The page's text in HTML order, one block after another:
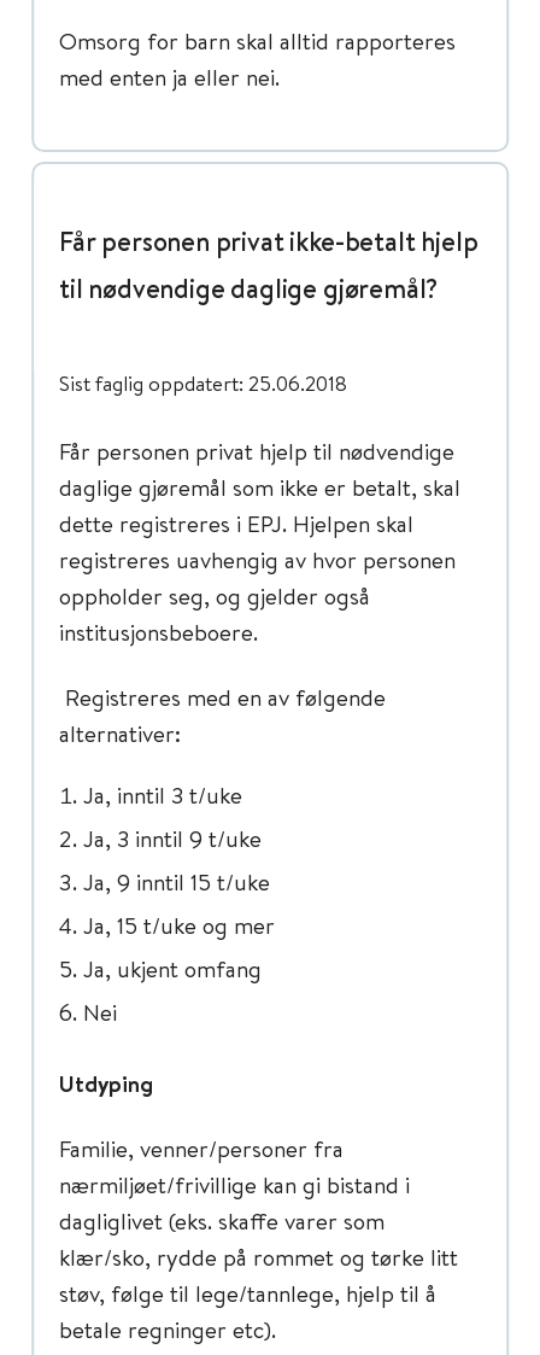
Omsorg for barn skal alltid rapporteres
med enten ja eller nei.
Får personen privat ikke-betalt hjelp
til nødvendige daglige gjøremål?
Sist faglig oppdatert: 25.06.2018
Får personen privat hjelp til nødvendige
daglige gjøremål som ikke er betalt, skal
dette registreres i EPJ. Hjelpen skal
registreres uavhengig av hvor personen
oppholder seg, og gjelder også
institusjonsbeboere.
Registreres med en av følgende
alternativer:
Ja, inntil 3 t/uke
Ja, 3 inntil 9 t/uke
Ja, 9 inntil 15 t/uke
Ja, 15 t/uke og mer
Ja, ukjent omfang
Nei
Utdyping
Familie, venner/personer fra
nærmiljøet/frivillige kan gi bistand i
dagliglivet (eks. skaffe varer som
klær/sko, rydde på rommet og tørke litt
støv, følge til lege/tannlege, hjelp til å
betale regninger etc).